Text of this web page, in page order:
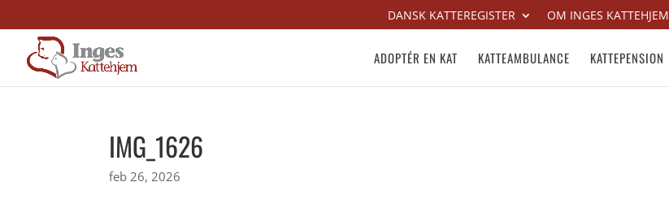
DANSK KATTEREGISTER OM INGES KATTEHJEM
ADOPTÉR EN KAT KATTEAMBULANCE KATTEPENSION
IMG_1626
feb 26, 2026